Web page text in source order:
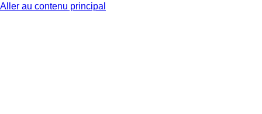
Aller au contenu principal